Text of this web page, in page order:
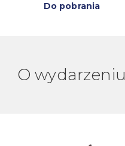
Do pobrania
O wydarzeniu